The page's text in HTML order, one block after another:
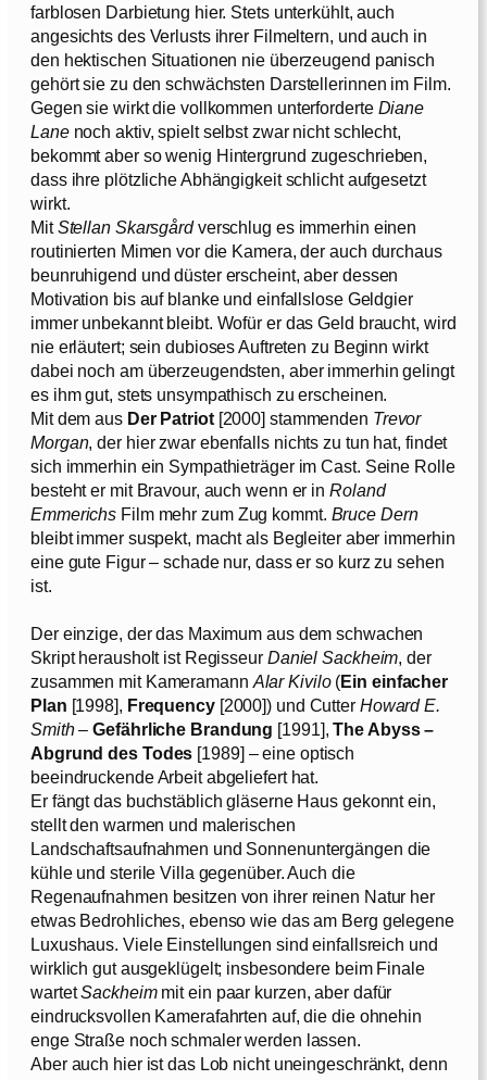
farblosen Darbietung hier. Stets unterkühlt, auch
angesichts des Verlusts ihrer Filmeltern, und auch in
den hektischen Situationen nie überzeugend panisch
gehört sie zu den schwächsten Darstellerinnen im Film.
Gegen sie wirkt die vollkommen unterforderte Diane
Lanenoch aktiv, spielt selbst zwar nicht schlecht,
bekommt aber so wenig Hintergrund zugeschrieben,
dass ihre plötzliche Abhängigkeit schlicht aufgesetzt
wirkt.
MitStellan Skarsgårdverschlug es immerhin einen
routinierten Mimen vor die Kamera, der auch durchaus
beunruhigend und düster erscheint, aber dessen
Motivation bis auf blanke und einfallslose Geldgier
immer unbekannt bleibt. Wofür er das Geld braucht, wird
nie erläutert; sein dubioses Auftreten zu Beginn wirkt
dabei noch am überzeugendsten, aber immerhin gelingt
es ihm gut, stets unsympathisch zu erscheinen.
Mit dem aus Der Patriot[2000] stammenden Trevor
Morgan, der hier zwar ebenfalls nichts zu tun hat, findet
sich immerhin ein Sympathieträger im Cast. Seine Rolle
besteht er mit Bravour, auch wenn er in Roland
Emmerichs Film mehr zum Zug kommt. Bruce Dern
bleibt immer suspekt, macht als Begleiter aber immerhin
eine gute Figur – schade nur, dass er so kurz zu sehen
ist.
Der einzige, der das Maximum aus dem schwachen
Skript herausholt ist Regisseur Daniel Sackheim, der
zusammen mit Kameramann Alar Kivilo(Ein einfacher
Plan [1998], Frequency[2000]) und Cutter Howard E.
Smith–Gefährliche Brandung [1991],The Abyss –
Abgrund des Todes [1989] – eine optisch
beeindruckende Arbeit abgeliefert hat.
Er fängt das buchstäblich gläserne Haus gekonnt ein,
stellt den warmen und malerischen
Landschaftsaufnahmen und Sonnenuntergängen die
kühle und sterile Villa gegenüber. Auch die
Regenaufnahmen besitzen von ihrer reinen Natur her
etwas Bedrohliches, ebenso wie das am Berg gelegene
Luxushaus. Viele Einstellungen sind einfallsreich und
wirklich gut ausgeklügelt; insbesondere beim Finale
wartetSackheimmit ein paar kurzen, aber dafür
eindrucksvollen Kamerafahrten auf, die die ohnehin
enge Straße noch schmaler werden lassen.
Aber auch hier ist das Lob nicht uneingeschränkt, denn